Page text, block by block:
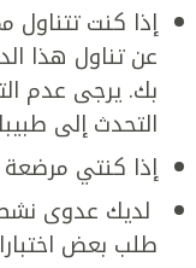
إذا كنت
عن تناول هذا
بك. يرجى عدم
التحدث إلى
إذا كنتي مرضعة
لديك عدوى
طلب بعض